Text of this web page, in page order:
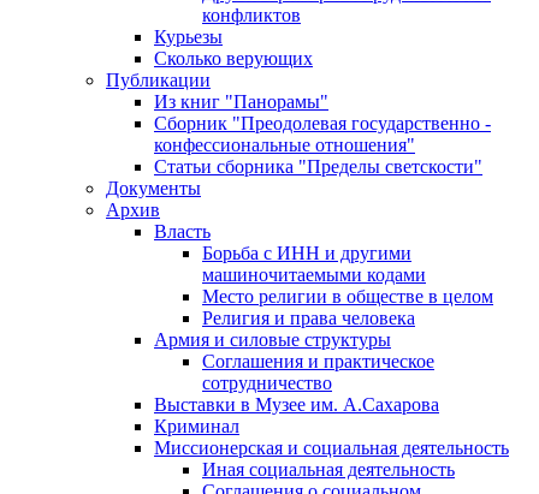
конфликтов
Курьезы
Сколько верующих
Публикации
Из книг "Панорамы"
Сборник "Преодолевая государственно -
конфессиональные отношения"
Статьи сборника "Пределы светскости"
Документы
Архив
Власть
Борьба с ИНН и другими
машиночитаемыми кодами
Место религии в обществе в целом
Религия и права человека
Армия и силовые структуры
Соглашения и практическое
сотрудничество
Выставки в Музее им. А.Сахарова
Криминал
Миссионерская и социальная деятельность
Иная социальная деятельность